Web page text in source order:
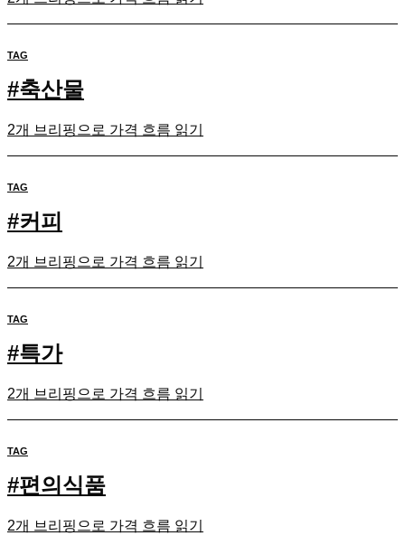
TAG
#축산물
2개 브리핑으로 가격 흐름 읽기
TAG
#커피
2개 브리핑으로 가격 흐름 읽기
TAG
#특가
2개 브리핑으로 가격 흐름 읽기
TAG
#편의식품
2개 브리핑으로 가격 흐름 읽기